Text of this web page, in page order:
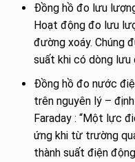
Đồng hồ đo lưu
Hoạt động đo lưu
đường xoáy. Chúng
suất khi có dòng lưu
Đồng hồ đo nước
trên nguyên lý –
Faraday : “Một lực
ứng khi từ trường
thành suất điện